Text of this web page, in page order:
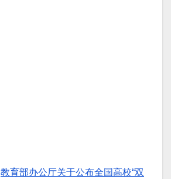
教育部办公厅关于公布全国高校“双